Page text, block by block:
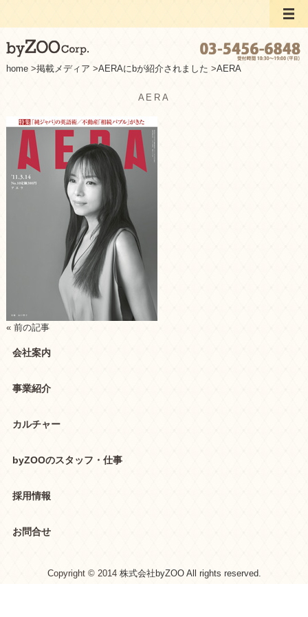
home>掲載メディア >AERAにbが紹介されました >AERA
AERA
« 前の記事
会社案内
事業紹介
カルチャー
byZOOのスタッフ・仕事
採用情報
お問合せ
Copyright © 2014 株式会社byZOO All rights reserved.